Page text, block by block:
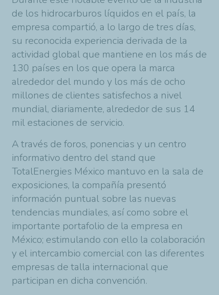
de los hidrocarburos líquidos en el país, la
empresa compartió, a lo largo de tres días,
su reconocida experiencia derivada de la
actividad global que mantiene en los más de
130 países en los que opera la marca
alrededor del mundo y los más de ocho
millones de clientes satisfechos a nivel
mundial, diariamente, alrededor de sus 14
mil estaciones de servicio.
A través de foros, ponencias y un centro
informativo dentro del stand que
TotalEnergies México mantuvo en la sala de
exposiciones, la compañía presentó
información puntual sobre las nuevas
tendencias mundiales, así como sobre el
importante portafolio de la empresa en
México; estimulando con ello la colaboración
y el intercambio comercial con las diferentes
empresas de talla internacional que
participan en dicha convención.